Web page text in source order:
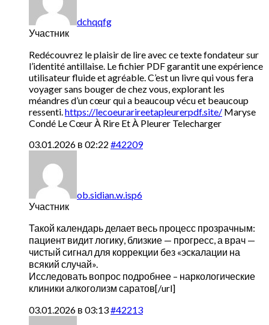
dchqqfg
Участник
Redécouvrez le plaisir de lire avec ce texte fondateur sur
l’identité antillaise. Le fichier PDF garantit une expérience
utilisateur fluide et agréable. C’est un livre qui vous fera
voyager sans bouger de chez vous, explorant les
méandres d’un cœur qui a beaucoup vécu et beaucoup
ressenti.https://lecoeurarireetapleurerpdf.site/ Maryse
Condé Le Cœur À Rire Et À Pleurer Telecharger
03.01.2026 в 02:22 #42209
ob.sidian.w.isp6
Участник
Такой календарь делает весь процесс прозрачным:
пациент видит логику, близкие — прогресс, а врач —
чистый сигнал для коррекции без «эскалации на
всякий случай».
Исследовать вопрос подробнее – наркологические
клиники алкоголизм саратов[/url]
03.01.2026 в 03:13#42213